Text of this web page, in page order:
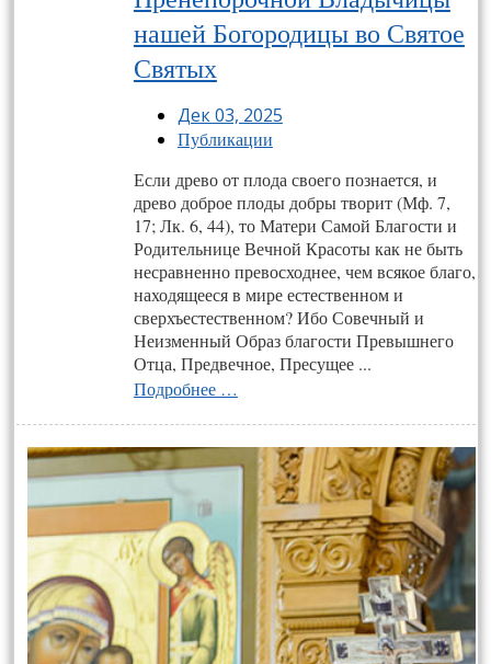
нашей Богородицы во Святое
Святых
Дек 03, 2025
Публикации
Если древо от плода своего познается, и
древо доброе плоды добры творит (Мф. 7,
17; Лк. 6, 44), то Матери Самой Благости и
Родительнице Вечной Красоты как не быть
несравненно превосходнее, чем всякое благо,
находящееся в мире естественном и
сверхъестественном? Ибо Совечный и
Неизменный Образ благости Превышнего
Отца, Предвечное, Пресущее ...
Подробнее …